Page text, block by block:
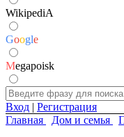
WikipediA
Google
Megapoisk
Вход | Регистрация
Главная
Дом и семья